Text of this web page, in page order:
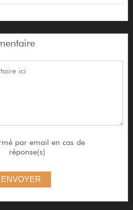
par email en cas de
réponse(s)
ENVOYER